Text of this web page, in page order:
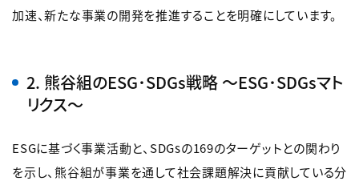
加速、新たな事業の開発を推進することを明確にしています。
2. 熊谷組のESG･SDGs戦略 ～ESG･SDGsマト
リクス～
ESGに基づく事業活動と、SDGsの169のターゲットとの関わり
を示し、熊谷組が事業を通して社会課題解決に貢献している分